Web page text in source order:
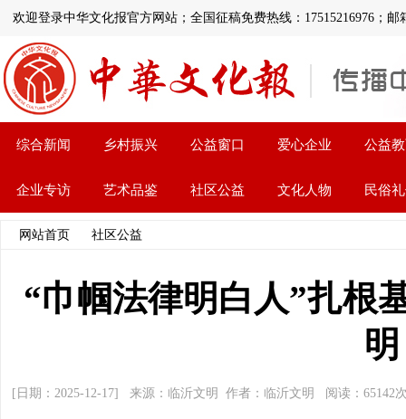
欢迎登录中华文化报官方网站；全国征稿免费热线：17515216976；邮
综合新闻 乡村振兴 公益窗口 爱心企业 公益
企业专访 艺术品鉴 社区公益 文化人物 民俗
网站首页 社区公益
“巾帼法律明白人”扎根
明
[日期：2025-12-17] 来源：临沂文明 作者：临沂文明 阅读： 65142